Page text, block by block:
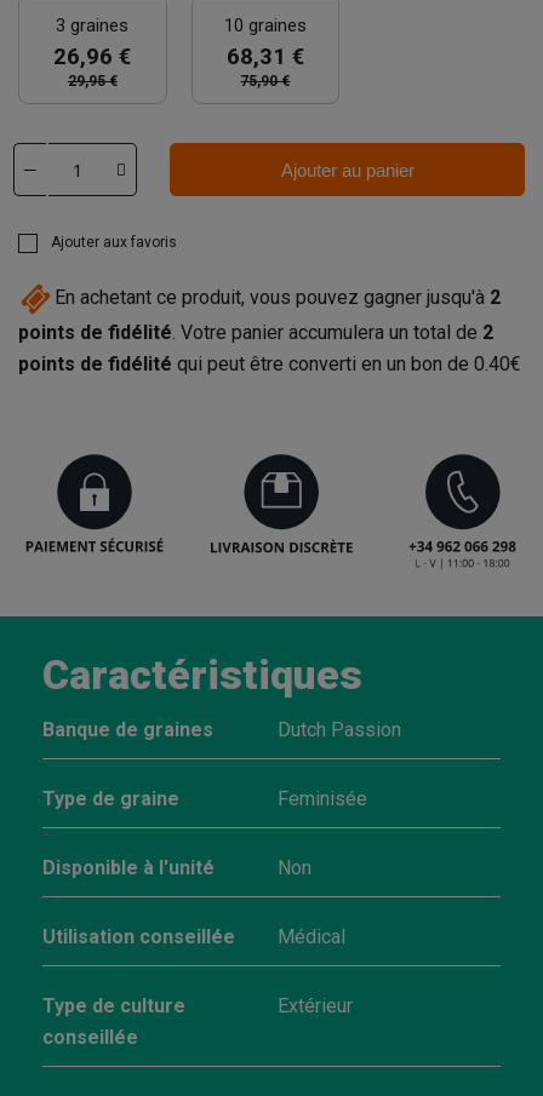
3 graines
26,96 €
29,95 €
10 graines
68,31 €
75,90 €
Ajouter au panier
Ajouter aux favoris
En achetant ce produit, vous pouvez gagner jusqu'à 2
points de fidélité. Votre panier accumulera un total de 2
points de fidélité qui peut être converti en un bon de 0.40€
Caractéristiques
Banque de graines Dutch Passion
Type de graine Feminisée
Disponible à l'unité Non
Utilisation conseillée Médical
Type de culture
conseillée
Extérieur